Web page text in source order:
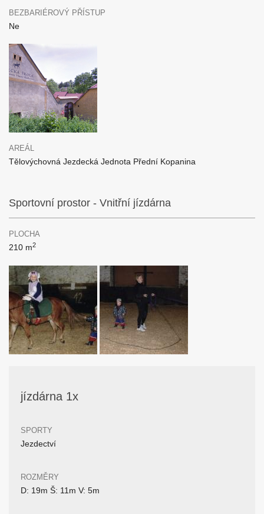
BEZBARIÉROVÝ PŘÍSTUP
Ne
AREÁL
Tělovýchovná Jezdecká Jednota Přední Kopanina
Sportovní prostor - Vnitřní jízdárna
PLOCHA
210 m2
jízdárna 1x
SPORTY
Jezdectví
ROZMĚRY
D: 19m Š: 11m V: 5m